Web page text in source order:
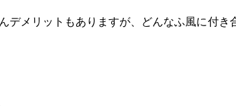
デメリットもありますが、どんなふ風に付き